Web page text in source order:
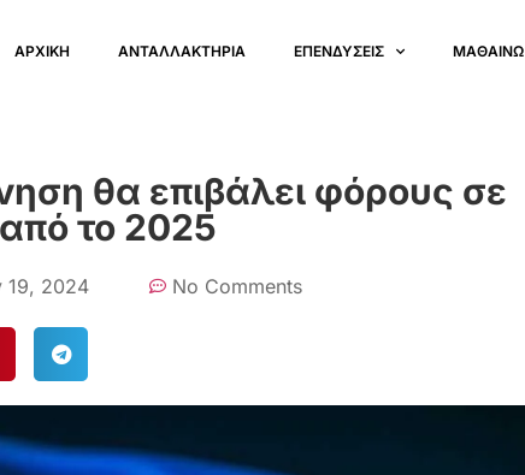
ΑΡΧΙΚΗ ΑΝΤΑΛΛΑΚΤΗΡΙΑ ΕΠΕΝΔΥΣΕΙΣ ΜΑΘΑΙΝΩ
θα επιβάλει φόρους σε
το 2025
19, 2024 No Comments